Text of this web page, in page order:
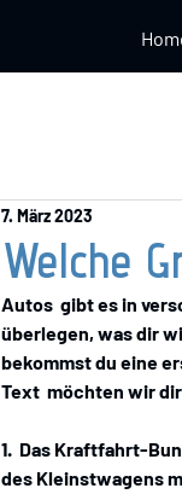
Welche
7. März 2023
Autos  gibt es in
überlegen, was dir
bekommst du eine
Text  möchten wir
1.  Das Kraftfahrt-
des Kleinstwagens